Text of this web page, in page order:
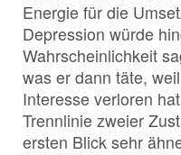
Energie für die
Depression würde
Wahrscheinlichkeit
was er dann täte,
Interesse verloren
Trennlinie zweier
ersten Blick sehr